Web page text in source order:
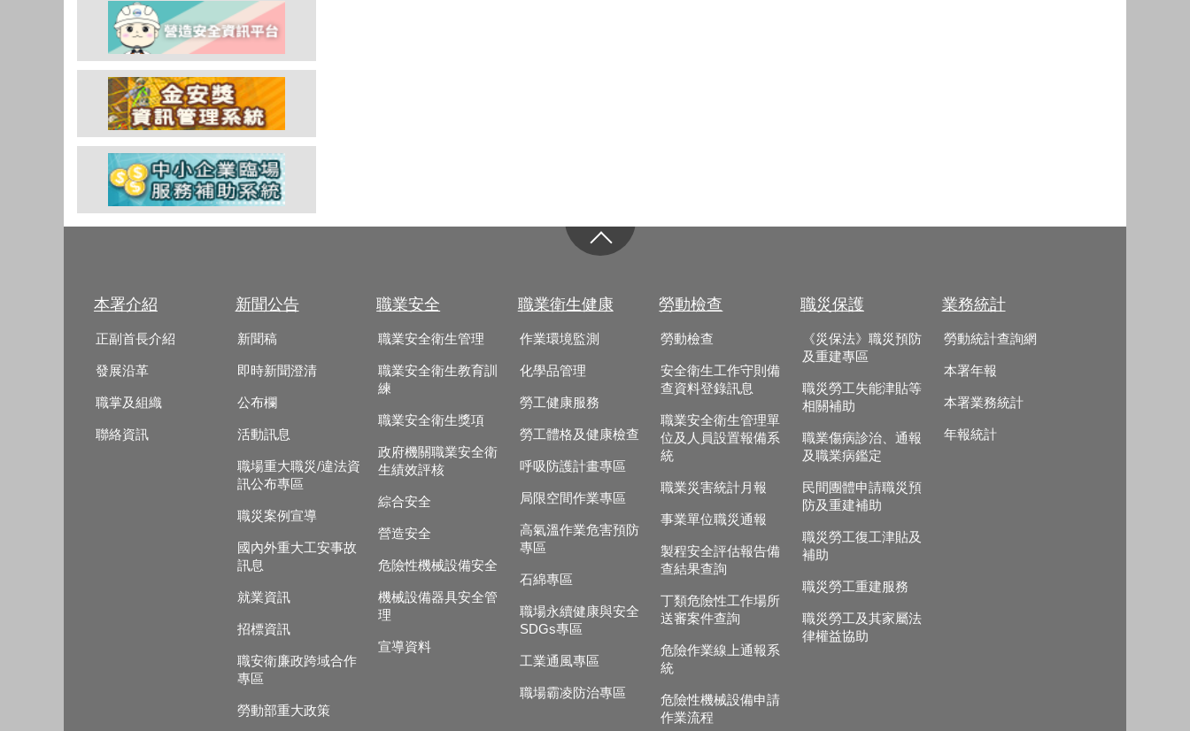
本署介紹
正副首長介紹
發展沿革
職掌及組織
聯絡資訊
新聞公告
新聞稿
即時新聞澄清
公布欄
活動訊息
職場重大職災/違法資
訊公布專區
職災案例宣導
國內外重大工安事故
訊息
就業資訊
招標資訊
職安衛廉政跨域合作
專區
勞動部重大政策
職業安全
職業安全衛生管理
職業安全衛生教育訓
練
職業安全衛生獎項
政府機關職業安全衛
生績效評核
綜合安全
營造安全
危險性機械設備安全
機械設備器具安全管
理
宣導資料
職業衛生健康
作業環境監測
化學品管理
勞工健康服務
勞工體格及健康檢查
呼吸防護計畫專區
局限空間作業專區
高氣溫作業危害預防
專區
石綿專區
職場永續健康與安全
SDGs專區
工業通風專區
職場霸凌防治專區
勞動檢查
勞動檢查
安全衛生工作守則備
查資料登錄訊息
職業安全衛生管理單
位及人員設置報備系
統
職業災害統計月報
事業單位職災通報
製程安全評估報告備
查結果查詢
丁類危險性工作場所
送審案件查詢
危險作業線上通報系
統
危險性機械設備申請
作業流程
職災保護
《災保法》職災預防
及重建專區
職災勞工失能津貼等
相關補助
職業傷病診治、通報
及職業病鑑定
民間團體申請職災預
防及重建補助
職災勞工復工津貼及
補助
職災勞工重建服務
職災勞工及其家屬法
律權益協助
業務統計
勞動統計查詢網
本署年報
本署業務統計
年報統計